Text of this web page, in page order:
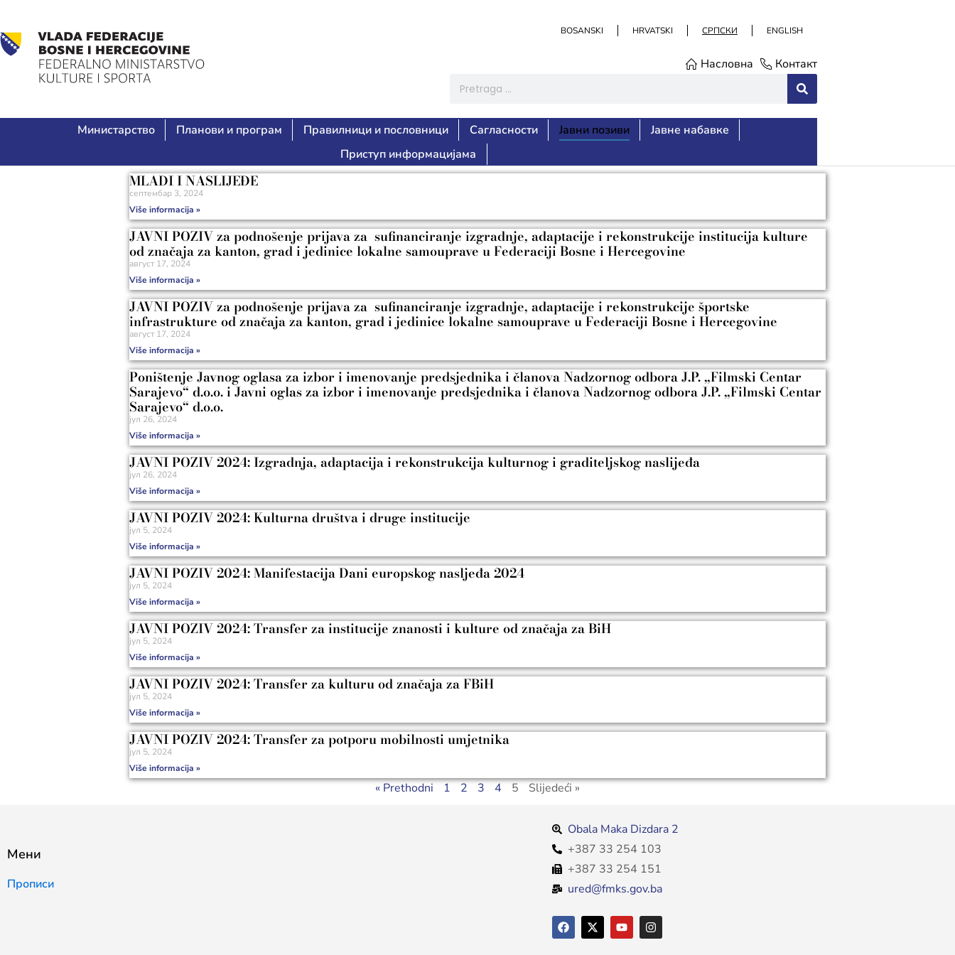
BOSANSKI HRVATSKI СРПСКИ ENGLISH
Насловна Контакт
Министарство Планови и програм Правилници и пословници Сагласности Јавни позиви
Јавне набавке
Приступ информацијама
MLADI I NASLIJEĐE
септембар 3, 2024
Više informacija »
JAVNI POZIV za podnošenje prijava za sufinanciranje izgradnje, adaptacije i rekonstrukcije institucija kulture
od značaja za kanton, grad i jedinice lokalne samouprave u Federaciji Bosne i Hercegovine
август 17, 2024
Više informacija »
JAVNI POZIV za podnošenje prijava za sufinanciranje izgradnje, adaptacije i rekonstrukcije športske
infrastrukture od značaja za kanton, grad i jedinice lokalne samouprave u Federaciji Bosne i Hercegovine
август 17, 2024
Više informacija »
Poništenje Javnog oglasa za izbor i imenovanje predsjednika i članova Nadzornog odbora J.P. „Filmski Centar
Sarajevo“ d.o.o. i Javni oglas za izbor i imenovanje predsjednika i članova Nadzornog odbora J.P. „Filmski Centar
Sarajevo“ d.o.o.
јул 26, 2024
Više informacija »
JAVNI POZIV 2024: Izgradnja, adaptacija i rekonstrukcija kulturnog i graditeljskog naslijeđa
јул 26, 2024
Više informacija »
JAVNI POZIV 2024: Kulturna društva i druge institucije
јул 5, 2024
Više informacija »
JAVNI POZIV 2024: Manifestacija Dani europskog nasljeđa 2024
јул 5, 2024
Više informacija »
JAVNI POZIV 2024: Transfer za institucije znanosti i kulture od značaja za BiH
јул 5, 2024
Više informacija »
JAVNI POZIV 2024: Transfer za kulturu od značaja za FBiH
јул 5, 2024
Više informacija »
JAVNI POZIV 2024: Transfer za potporu mobilnosti umjetnika
јул 5, 2024
Više informacija »
« Prethodni 1 2 3 4 5 Slijedeći »
Мени
Прописи
Obala Maka Dizdara 2
+387 33 254 103
+387 33 254 151
ured@fmks.gov.ba